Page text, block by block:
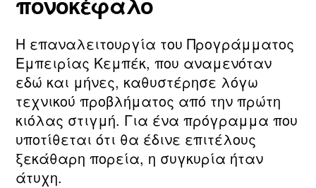
Η επαναλειτουργία του Προγράμματος
Εμπειρίας Κεμπέκ, που αναμενόταν
εδώ και μήνες, καθυστέρησε λόγω
τεχνικού προβλήματος από την πρώτη
κιόλας στιγμή. Για ένα πρόγραμμα που
υποτίθεται ότι θα έδινε επιτέλους
ξεκάθαρη πορεία, η συγκυρία ήταν
άτυχη.